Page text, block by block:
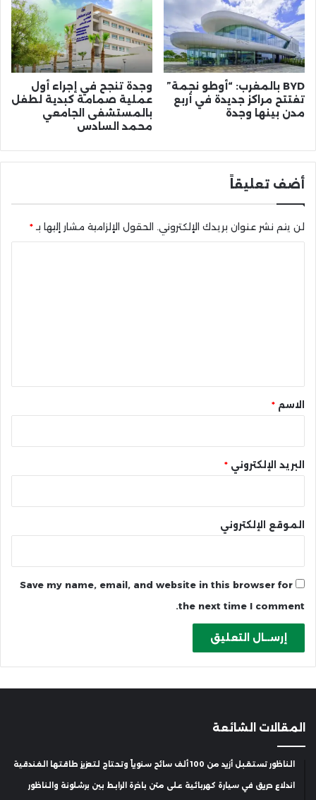
BYD بالمغرب: “أوطو نجمة”
تفتتح مراكز جديدة في أربع
مدن بينها وجدة
وجدة تنجح في إجراء أول
عملية صمامة كبدية لطفل
بالمستشفى الجامعي
محمد السادس
أضف تعليقاً
لن يتم نشر عنوان بريدك الإلكتروني. الحقول الإلزامية مشار إليها بـ *
* الاسم *
البريد الإلكتروني *
الموقع الإلكتروني
Save my name, email, and website in this browser for
the next time I comment.
المقالات الشائعة
الناظور تستقبل أزيد من 100 ألف سائح سنوياً وتحتاج لتعزيز طاقتها الفندقية
اندلاع حريق في سيارة كهربائية على متن باخرة الرابط بين برشلونة والناظور